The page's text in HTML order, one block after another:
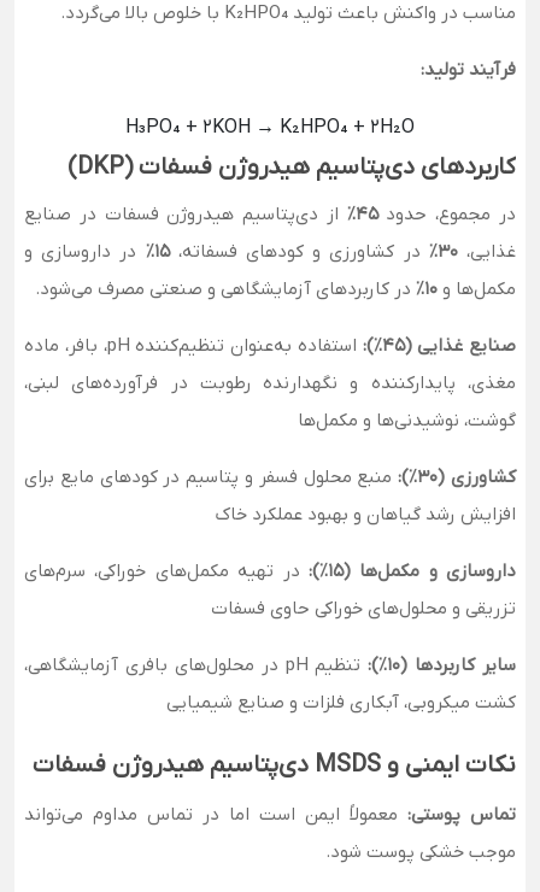
مناسب در واکنش باعث تولید K₂HPO₄ با خلوص بالا می‌گردد.
فرآیند تولید:
H₃PO₄ + 2KOH → K₂HPO₄ + 2H₂O
کاربردهای دی‌پتاسیم هیدروژن فسفات (DKP)
در مجموع، حدود۴۵٪
از دی‌پتاسیم هیدروژن فسفات در صنایع
غذایی،۳۰٪ در کشاورزی و کودهای فسفاته،۱۵٪
در داروسازی و
مکمل‌ها و ۱۰٪ در کاربردهای آزمایشگاهی و صنعتی مصرف می‌شود.
صنایع غذایی (۴۵٪):
استفاده به‌عنوان تنظیم‌کننده pH، بافر، ماده
مغذی، پایدارکننده و نگهدارنده رطوبت در فرآورده‌های لبنی،
گوشت، نوشیدنی‌ها و مکمل‌ها
کشاورزی (۳۰٪):
منبع محلول فسفر و پتاسیم در کودهای مایع برای
افزایش رشد گیاهان و بهبود عملکرد خاک
داروسازی و مکمل‌ها (۱۵٪):
در تهیه مکمل‌های خوراکی، سرم‌های
تزریقی و محلول‌های خوراکی حاوی فسفات
سایر کاربردها (۱۰٪):
تنظیم pH در محلول‌های بافری آزمایشگاهی،
کشت میکروبی، آبکاری فلزات و صنایع شیمیایی
نکات ایمنی و MSDS دی‌پتاسیم هیدروژن فسفات
تماس پوستی: معمولاً ایمن است اما در تماس مداوم می‌تواند
موجب خشکی پوست شود.